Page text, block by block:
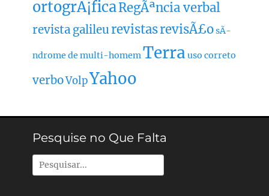
ortogrÃ¡ficaRegÃªncia verbal
revista galileurevistasrevisÃ£osÃ­
ndrome de multi-homemTerra uso correto
verboVolpYahoo
Pesquise no Que Falta
Pesquisar
por: